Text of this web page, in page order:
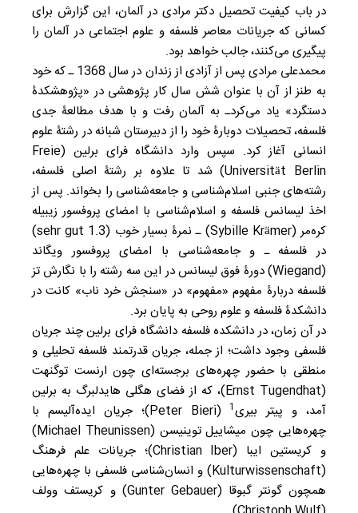
در باب کیفیت تحصیل دکتر مرادی در آلمان، این گزارش برای
کسانی که جریانات معاصر فلسفه و علوم اجتماعی در آلمان را
پیگیری می‌کنند، جالب خواهد بود.
محمدعلی مرادی پس از آزادی از زندان در سال 1368 ـ که خود
به طنز از آن با عنوان شش سال کار پژوهشی در «پژوهشکدۀ
دستگرد» یاد می‌کرد‌ـ به آلمان رفت و با هدف مطالعۀ جدی
فلسفه، تحصیلات دوبارۀ خود را از دبیرستان شبانه در رشتۀ علوم
انسانی آغاز کرد. سپس وارد دانشگاه فرای برلین (Freie
Universität Berlin) شد تا علاوه بر رشتۀ اصلی فلسفه،
رشته‌های جنبی اسلام‌شناسی و جامعه‌شناسی را بخواند. پس از
اخذ لیسانس فلسفه و اسلام‌شناسی با امضای پروفسور زیبیله
کره‌مر (Sybille Krämer) ـ نمرۀ بسیار خوب (1.3 sehr gut)
در فلسفه ـ و جامعه‌شناسی با امضای پروفسور ویگاند
(Wiegand) دورۀ فوق ‌لیسانس در این سه رشته را با نگارش تز
فلسفه‌ دربارۀ مفهوم «مفهوم» در «سنجش خرد ناب» کانت در
دانشکدۀ فلسفه و علوم روحی به پایان برد.
در آن زمان، در دانشکده فلسفه دانشگاه فرای برلین چند جریان
فلسفی وجود داشت؛ از جمله، جریان قدرتمند فلسفه تحلیلی و
منطقی با حضور چهره‌های برجسته‌ای چون ارنست توگنهت
(Ernst Tugendhat)، که از فضای هگلی هایدلبرگ به برلین
آمد، و پیتر بیری1
(Peter Bieri)؛ جریان ایده‌آلیسم با
چهره‌هایی چون میشاییل توینیسن (Michael Theunissen)
و کریستین ایبا (Christian Iber)؛ جریانات علم فرهنگ
(Kulturwissenschaft) و انسان‌شناسی فلسفی با چهره‌هایی
همچون گونتر گبوقا (Gunter Gebauer) و کریستف وولف